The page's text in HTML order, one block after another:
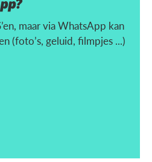
maar via WhatsApp kan
(foto’s, geluid, filmpjes ...)